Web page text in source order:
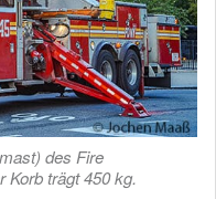
des Fire
Korb trägt 450 kg.